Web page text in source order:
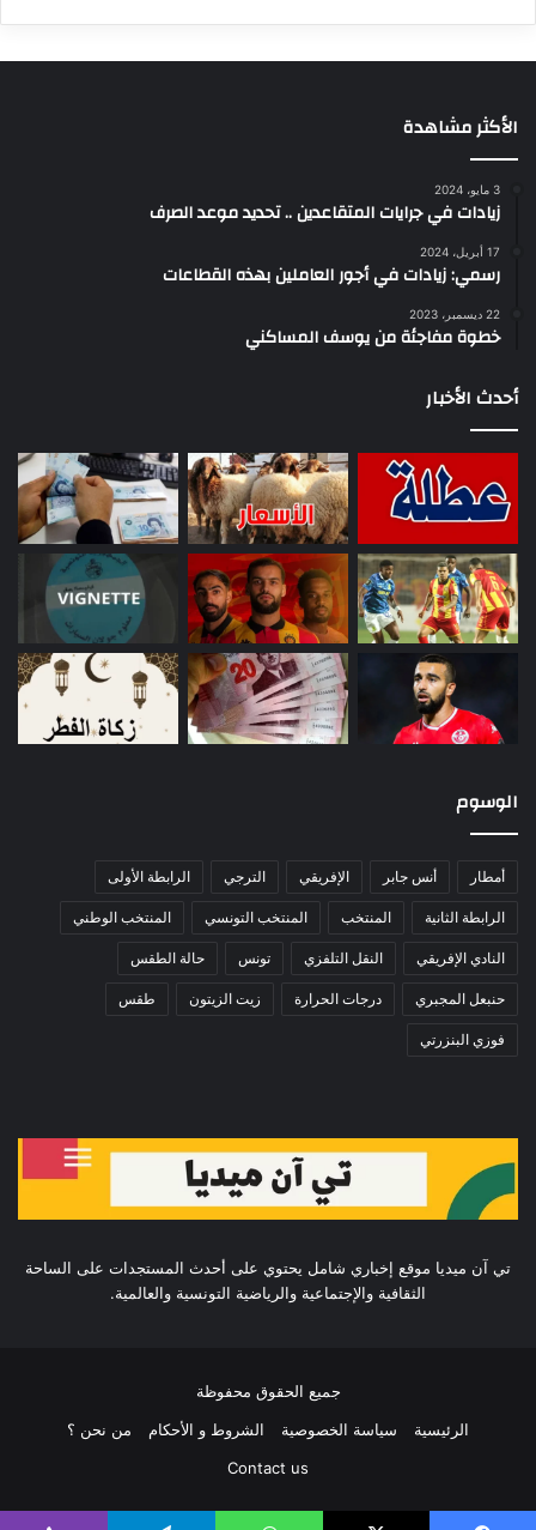
الأكثر مشاهدة
3 مايو، 2024
زيادات في جرايات المتقاعدين .. تحديد موعد الصرف
17 أبريل، 2024
رسمي: زيادات في أجور العاملين بهذه القطاعات
22 ديسمبر، 2023
خطوة مفاجئة من يوسف المساكني
أحدث الأخبار
الوسوم
أمطار أنس جابر الإفريقي الترجي الرابطة الأولى
الرابطة الثانية المنتخب المنتخب التونسي المنتخب الوطني
النادي الإفريقي النقل التلفزي تونس حالة الطقس
حنبعل المجبري درجات الحرارة زيت الزيتون طقس
فوزي البنزرتي
تي آن ميديا موقع إخباري شامل يحتوي على أحدث المستجدات على الساحة
الثقافية والإجتماعية والرياضية التونسية والعالمية.
جميع الحقوق محفوظة
الرئيسية
سياسة الخصوصية الشروط و الأحكام
من نحن ؟
Contact us